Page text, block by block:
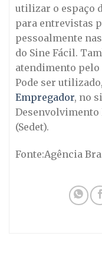
utilizar o espaço
para entrevistas
pessoalmente
do Sine Fácil.
atendimento pelo
Pode ser
Empregador, no
Desenvolvimento
(Sedet).
Fonte:Agência